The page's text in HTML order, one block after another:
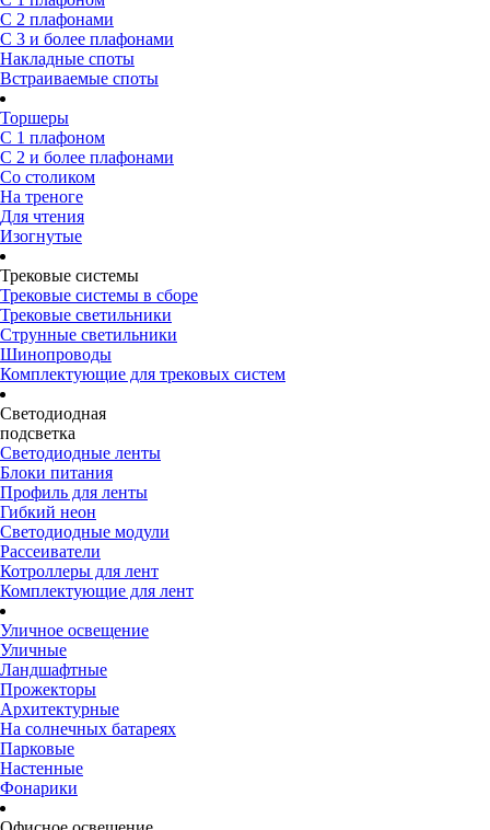
С 2 плафонами
С 3 и более плафонами
Накладные споты
Встраиваемые споты
Торшеры
С 1 плафоном
С 2 и более плафонами
Со столиком
На треноге
Для чтения
Изогнутые
Трековые системы
Трековые системы в сборе
Трековые светильники
Струнные светильники
Шинопроводы
Комплектующие для трековых систем
Светодиодная
подсветка
Светодиодные ленты
Блоки питания
Профиль для ленты
Гибкий неон
Светодиодные модули
Рассеиватели
Котроллеры для лент
Комплектующие для лент
Уличное освещение
Уличные
Ландшафтные
Прожекторы
Архитектурные
На солнечных батареях
Парковые
Настенные
Фонарики